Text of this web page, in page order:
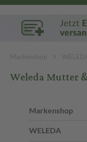
Markenshop
Weleda Mutter
Markenshop
WELEDA